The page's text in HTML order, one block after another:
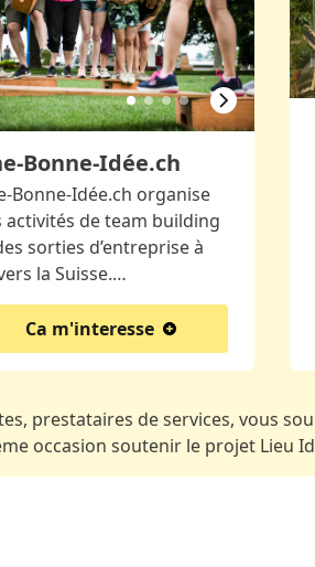
Bonne-Idée.ch
Bonne-Idée.ch organise
activités de team building
sorties d’entreprise à
la Suisse.…
Ca m'interesse
prestataires de services, vous
occasion soutenir le projet Lieu